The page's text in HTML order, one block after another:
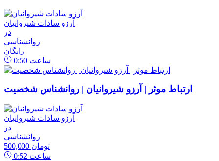
آرزو سادات شیروانیان
در
روانشناسی
رایگان
0:50 ساعت
ارتباط موثر | آرزو شیروانیان | روانشناس شخصیت
آرزو سادات شیروانیان
در
روانشناسی
500,000 تومان
0:52 ساعت